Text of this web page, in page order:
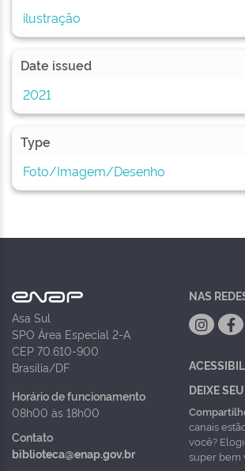
ilustração
Date issued
2021
Type
Foto/Imagem/Desenho
Asa Sul
SPO Área Especial 2-A
CEP 70.610-900
Brasília/DF
Horário de funcionamento
08h00 às 18h00
Contato
biblioteca@enap.gov.br
NAS
DEIXE
canais
você?
super bem